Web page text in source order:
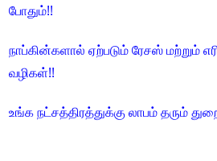
போதும்!!
நாப்கின்களால் ஏற்படும் ரேசஸ்
வழிகள்!!
உங்க நட்சத்திரத்துக்கு லாபம் தரும்